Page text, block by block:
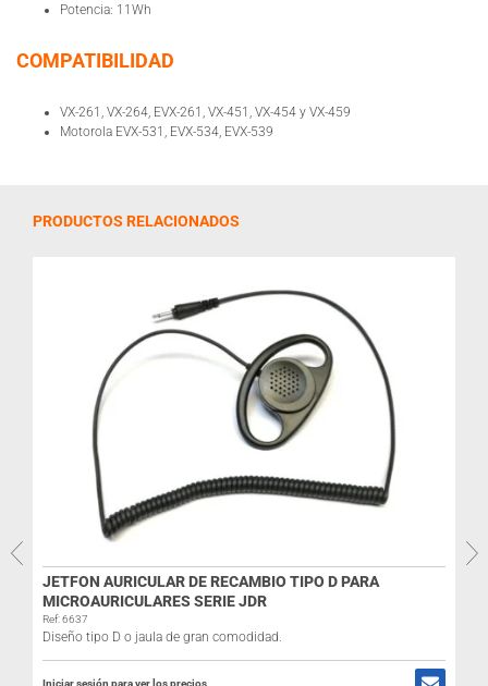
Potencia: 11Wh
COMPATIBILIDAD
VX-261, VX-264, EVX-261, VX-451, VX-454 y VX-459
Motorola EVX-531, EVX-534, EVX-539
PRODUCTOS RELACIONADOS
JETFON AURICULAR DE RECAMBIO TIPO D PARA
MICROAURICULARES SERIE JDR
Ref: 6637
Diseño tipo D o jaula de gran comodidad.
Iniciar sesión para ver los precios